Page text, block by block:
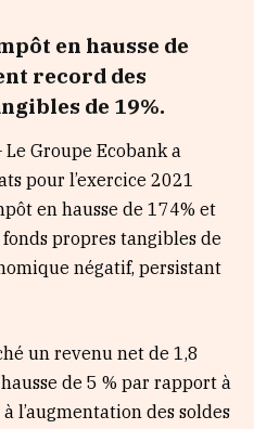
en hausse de
record des
de 19%.
Le Groupe Ecobank a
pour l’exercice 2021
en hausse de 174% et
propres tangibles de
négatif, persistant
un revenu net de 1,8
de 5 % par rapport à
l’augmentation des soldes